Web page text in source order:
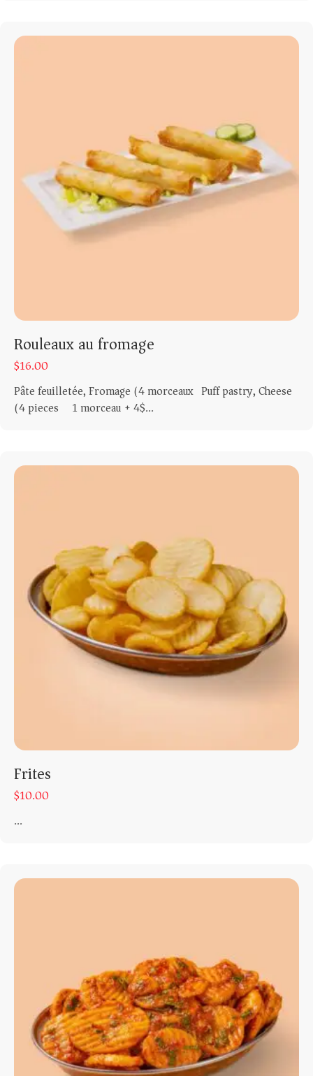
Rouleaux au fromage
$16.00
Pâte feuilletée, Fromage (4 morceaux) Puff pastry, Cheese
(4 pieces) 1 morceau + 4$...
Frites
$10.00
...